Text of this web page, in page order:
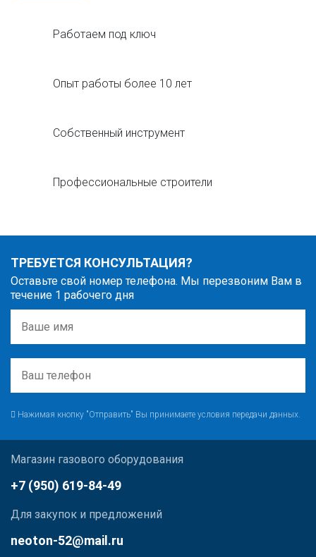
Работаем под ключ
Опыт работы более 10 лет
Собственный инструмент
Профессиональные строители
ТРЕБУЕТСЯ КОНСУЛЬТАЦИЯ?
Оставьте свой номер телефона. Мы перезвоним Вам в
течение 1 рабочего дня
Нажимая кнопку "Отправить" Вы принимаете условия передачи данных.
Магазин газового оборудования
+7 (950) 619-84-49
Для закупок и предложений
neoton-52@mail.ru